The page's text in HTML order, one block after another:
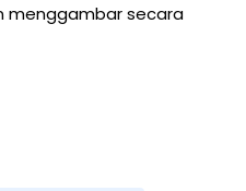
menggambar secara